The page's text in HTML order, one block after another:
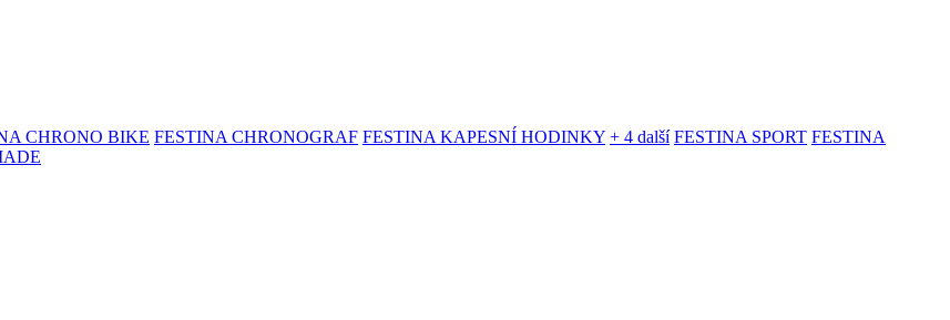
CHRONO BIKE FESTINA CHRONOGRAF FESTINA KAPESNÍ HODINKY + 4 další FESTINA SPORT FESTINA